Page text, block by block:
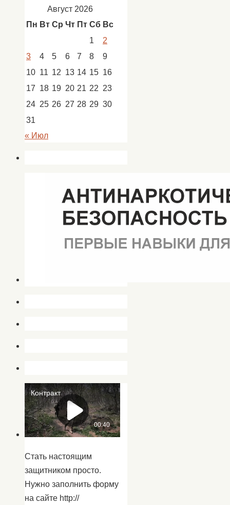
Август 2026
Пн Вт Ср Чт Пт Сб Вс
1
2
3
4 5 6 7 8
9
10 11 12 13 14 15 16
17 18 19 20 21 22 23
24 25 26 27 28 29 30
31
« Июл
Стать настоящим
защитником просто.
Нужно заполнить форму
на сайте http://